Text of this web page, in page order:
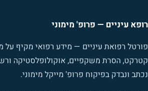
רופא עיניים — פרופ' מימוני
פורטל רפואת עיניים — מידע רפואי מקיף על
קטרקט, הסרת משקפיים, אוקולופלסטיקה
נכתב ונבדק בפיקוח פרופ' מייקל מימוני.